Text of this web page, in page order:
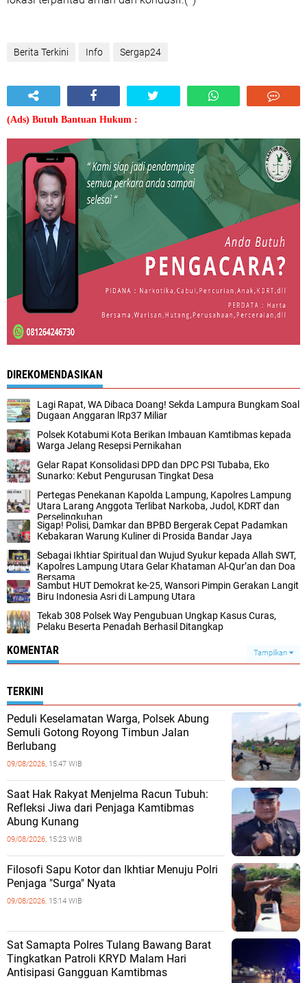
Berita Terkini Info Sergap24
(Ads) Butuh Bantuan Hukum :
DIREKOMENDASIKAN
Lagi Rapat, WA Dibaca Doang! Sekda Lampura Bungkam Soal
Dugaan Anggaran lRp37 Miliar
Polsek Kotabumi Kota Berikan Imbauan Kamtibmas kepada
Warga Jelang Resepsi Pernikahan
Gelar Rapat Konsolidasi DPD dan DPC PSI Tubaba, Eko
Sunarko: Kebut Pengurusan Tingkat Desa
Pertegas Penekanan Kapolda Lampung, Kapolres Lampung
Utara Larang Anggota Terlibat Narkoba, Judol, KDRT dan
Perselingkuhan
Sigap! Polisi, Damkar dan BPBD Bergerak Cepat Padamkan
Kebakaran Warung Kuliner di Prosida Bandar Jaya
Sebagai Ikhtiar Spiritual dan Wujud Syukur kepada Allah SWT,
Kapolres Lampung Utara Gelar Khataman Al-Qur’an dan Doa
Bersama
Sambut HUT Demokrat ke-25, Wansori Pimpin Gerakan Langit
Biru Indonesia Asri di Lampung Utara
Tekab 308 Polsek Way Pengubuan Ungkap Kasus Curas,
Pelaku Beserta Penadah Berhasil Ditangkap
KOMENTAR Tampilkan
TERKINI
Peduli Keselamatan Warga, Polsek Abung
Semuli Gotong Royong Timbun Jalan
Berlubang
09/08/2026, 15:47 WIB
Saat Hak Rakyat Menjelma Racun Tubuh:
Refleksi Jiwa dari Penjaga Kamtibmas
Abung Kunang
09/08/2026, 15:23 WIB
Filosofi Sapu Kotor dan Ikhtiar Menuju Polri
Penjaga "Surga" Nyata
09/08/2026, 15:14 WIB
Sat Samapta Polres Tulang Bawang Barat
Tingkatkan Patroli KRYD Malam Hari
Antisipasi Gangguan Kamtibmas